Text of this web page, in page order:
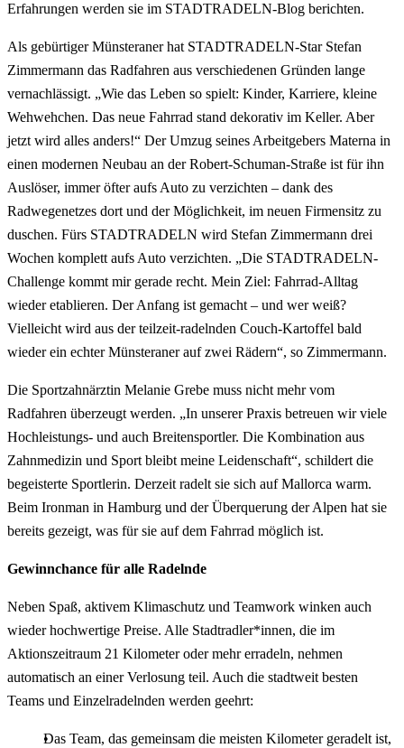
Erfahrungen werden sie im STADTRADELN-Blog berichten.
Als gebürtiger Münsteraner hat STADTRADELN-Star Stefan
Zimmermann das Radfahren aus verschiedenen Gründen lange
vernachlässigt. „Wie das Leben so spielt: Kinder, Karriere, kleine
Wehwehchen. Das neue Fahrrad stand dekorativ im Keller. Aber
jetzt wird alles anders!“ Der Umzug seines Arbeitgebers Materna in
einen modernen Neubau an der Robert-Schuman-Straße ist für ihn
Auslöser, immer öfter aufs Auto zu verzichten – dank des
Radwegenetzes dort und der Möglichkeit, im neuen Firmensitz zu
duschen. Fürs STADTRADELN wird Stefan Zimmermann drei
Wochen komplett aufs Auto verzichten. „Die STADTRADELN-
Challenge kommt mir gerade recht. Mein Ziel: Fahrrad-Alltag
wieder etablieren. Der Anfang ist gemacht – und wer weiß?
Vielleicht wird aus der teilzeit-radelnden Couch-Kartoffel bald
wieder ein echter Münsteraner auf zwei Rädern“, so Zimmermann.
Die Sportzahnärztin Melanie Grebe muss nicht mehr vom
Radfahren überzeugt werden. „In unserer Praxis betreuen wir viele
Hochleistungs- und auch Breitensportler. Die Kombination aus
Zahnmedizin und Sport bleibt meine Leidenschaft“, schildert die
begeisterte Sportlerin. Derzeit radelt sie sich auf Mallorca warm.
Beim Ironman in Hamburg und der Überquerung der Alpen hat sie
bereits gezeigt, was für sie auf dem Fahrrad möglich ist.
Gewinnchance für alle Radelnde
Neben Spaß, aktivem Klimaschutz und Teamwork winken auch
wieder hochwertige Preise. Alle Stadtradler*innen, die im
Aktionszeitraum 21 Kilometer oder mehr erradeln, nehmen
automatisch an einer Verlosung teil. Auch die stadtweit besten
Teams und Einzelradelnden werden geehrt:
Das Team, das gemeinsam die meisten Kilometer geradelt ist,